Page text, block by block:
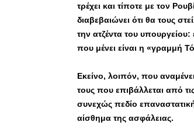
τρέχει και τίποτε με τον
διαβεβαιώνει ότι θα τους
την ατζέντα του
που μένει είναι η «γραμμή
Εκείνο, λοιπόν, που
τους που επιβάλλεται από
συνεχώς πεδίο
αίσθημα της ασφάλειας.